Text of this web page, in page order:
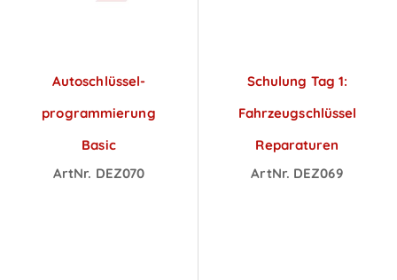
Autoschlüssel­
programmierung
Basic
ArtNr. DEZ070
Schulung Tag 1:
Fahrzeugschlüssel
Reparaturen
ArtNr. DEZ069